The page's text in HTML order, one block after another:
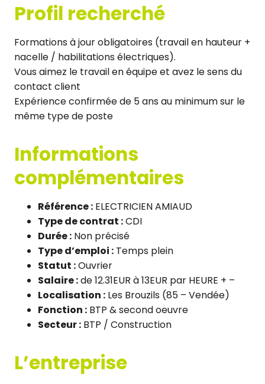
Profil recherché
Formations à jour obligatoires (travail en hauteur +
nacelle / habilitations électriques).
Vous aimez le travail en équipe et avez le sens du
contact client
Expérience confirmée de 5 ans au minimum sur le
même type de poste
Informations
complémentaires
Référence : ELECTRICIEN AMIAUD
Type de contrat :CDI
Durée : Non précisé
Type d’emploi : Temps plein
Statut :Ouvrier
Salaire :de 12.31EUR à 13EUR par HEURE + –
Localisation : Les Brouzils (85 – Vendée)
Fonction : BTP & second oeuvre
Secteur : BTP / Construction
L’entreprise